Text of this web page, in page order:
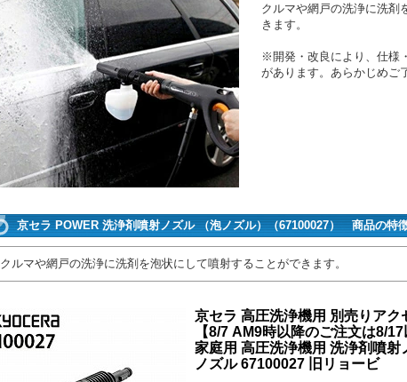
クルマや網戸の洗浄に洗剤
きます。
※開発・改良により、仕様
があります。あらかじめご
京セラ POWER 洗浄剤噴射ノズル （泡ノズル）（67100027） 商品の特
クルマや網戸の洗浄に洗剤を泡状にして噴射することができます。
京セラ 高圧洗浄機用 別売りアク
【8/7 AM9時以降のご注文は8/
家庭用 高圧洗浄機用 洗浄剤噴射
ノズル 67100027 旧リョービ